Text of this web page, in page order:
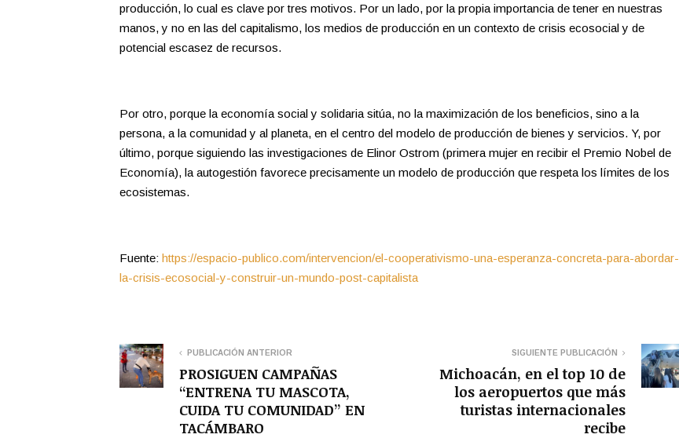
producción, lo cual es clave por tres motivos. Por un lado, por la propia importancia de tener en nuestras
manos, y no en las del capitalismo, los medios de producción en un contexto de crisis ecosocial y de
potencial escasez de recursos.
Por otro, porque la economía social y solidaria sitúa, no la maximización de los beneficios, sino a la
persona, a la comunidad y al planeta, en el centro del modelo de producción de bienes y servicios. Y, por
último, porque siguiendo las investigaciones de Elinor Ostrom (primera mujer en recibir el Premio Nobel de
Economía), la autogestión favorece precisamente un modelo de producción que respeta los límites de los
ecosistemas.
Fuente: https://espacio-publico.com/intervencion/el-cooperativismo-una-esperanza-concreta-para-abordar-
la-crisis-ecosocial-y-construir-un-mundo-post-capitalista
PUBLICACIÓN ANTERIOR
PROSIGUEN CAMPAÑAS
“ENTRENA TU MASCOTA,
CUIDA TU COMUNIDAD” EN
TACÁMBARO
SIGUIENTE PUBLICACIÓN
Michoacán, en el top 10 de
los aeropuertos que más
turistas internacionales
recibe